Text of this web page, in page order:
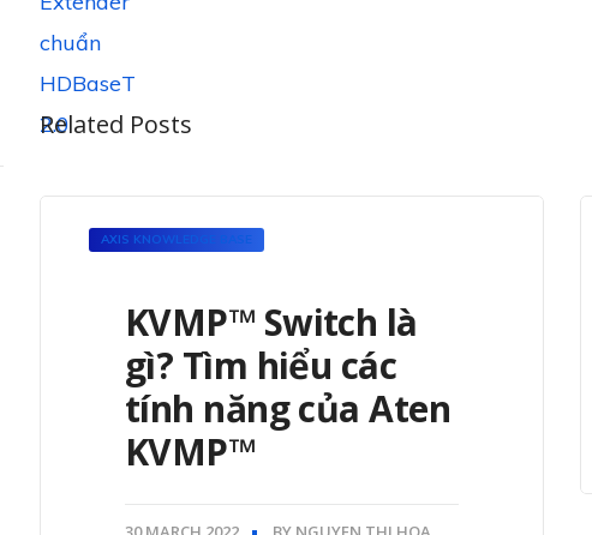
Related Posts
AXIS KNOWLEDGE BASE
KVMP™ Switch là
gì? Tìm hiểu các
tính năng của Aten
KVMP™